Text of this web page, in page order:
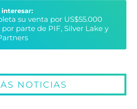
interesar:
su venta por US$55.000
parte de PIF, Silver Lake y
NOTICIAS